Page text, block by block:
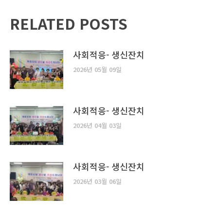
RELATED POSTS
사회적응- 생신잔치
2026년 05월 09일
사회적응- 생신잔치
2026년 04월 03일
사회적응- 생신잔치
2026년 03월 06일